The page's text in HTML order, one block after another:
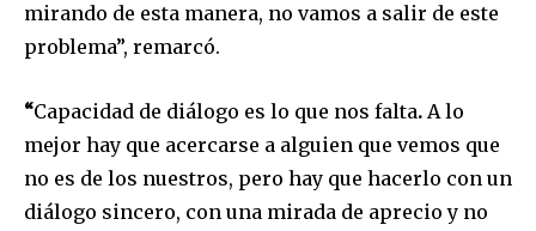
mirando de esta manera, no vamos a salir de este
problema”, remarcó.
“Capacidad de diálogo es lo que nos falta. A lo
mejor hay que acercarse a alguien que vemos que
no es de los nuestros, pero hay que hacerlo con un
diálogo sincero, con una mirada de aprecio y no